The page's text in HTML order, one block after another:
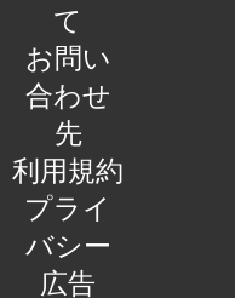
て
お問い
合わせ
先
利用規約
プライ
バシー
広告